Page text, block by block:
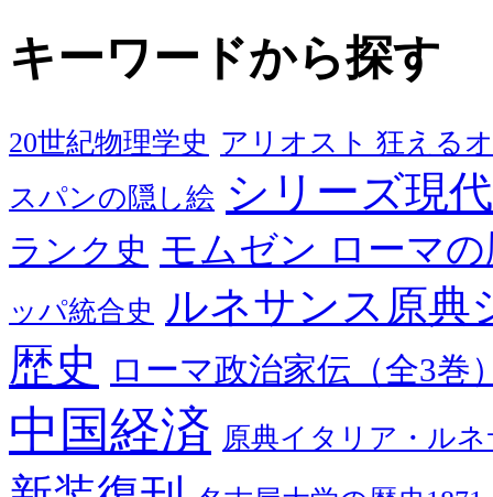
キーワードから探す
20世紀物理学史 アリオスト 狂える
スパンの隠し絵 シリーズ現
ランク史 モムゼン ローマ
ッパ統合史 ルネサンス原典
歴史 ローマ政治家伝（全3巻
中国経済 原典イタリア・ル